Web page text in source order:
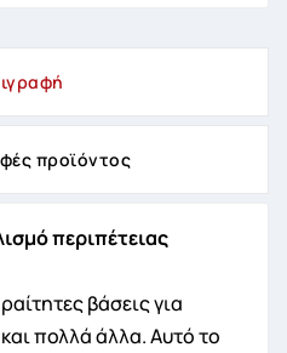
προϊόντος
περιπέτειας
βάσεις για
πολλά άλλα. Αυτό το